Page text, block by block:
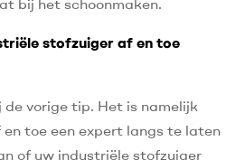
stofzuiger af en toe
vorige tip. Het is namelijk
toe een expert langs te laten
of uw industriële stofzuiger